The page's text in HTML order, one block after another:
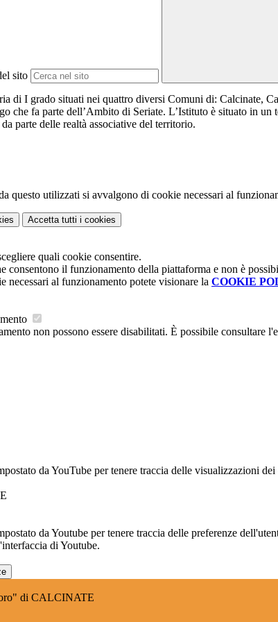
sito
di I grado situati nei quattro diversi Comuni di: Calcinate,
che fa parte dell’Ambito di Seriate. L’Istituto è situato in
parte delle realtà associative del territorio.
questo utilizzati si avvalgono di cookie necessari al
Accetta tutti i cookies
quali cookie consentire.
consentono il funzionamento della piattaforma e non è
necessari al funzionamento potete visionare la COOKIE
non possono essere disabilitati. È possibile consultare
da YouTube per tenere traccia delle visualizzazioni
da Youtube per tenere traccia delle preferenze
di Youtube.
di CALCINATE